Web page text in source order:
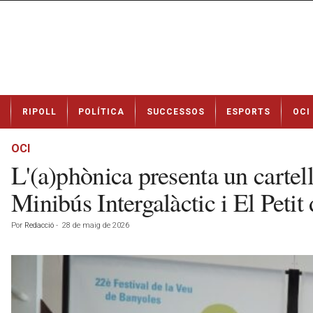
t
RIPOLL POLÍTICA SUCCESSOS ESPORTS OCI
OCI
L'(a)phònica presenta un
Minibús Intergalàctic i El Petit
Por Redacció - 28 de maig de 2026